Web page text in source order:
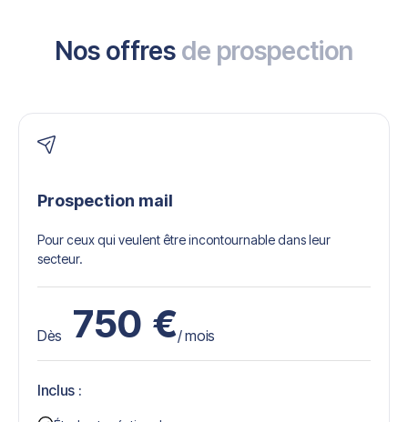
Nos offres de prospection
Prospection mail
Pour ceux qui veulent être incontournable dans leur
secteur.
Dès 750 €/ mois
Inclus :